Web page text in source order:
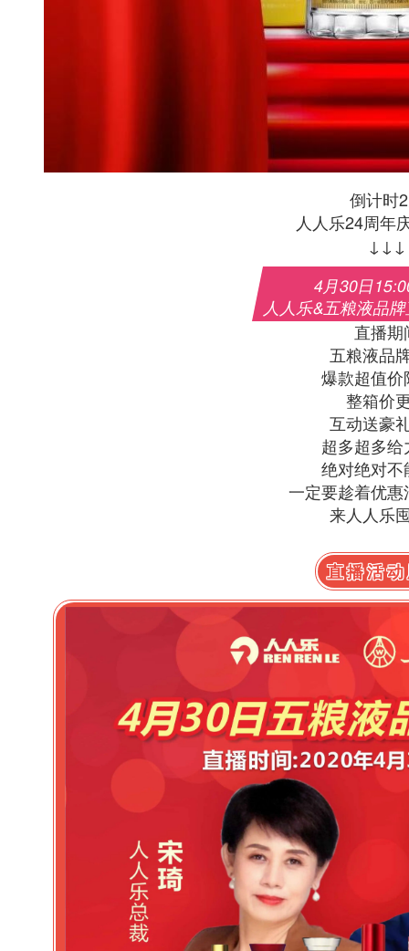
倒计时
人人乐24周年
↓↓↓
4月30日
人人乐&五粮液品
直播期
五粮液品
爆款超值价
整箱价
互动送
超多超多给
绝对绝对不
一定要趁着优
来人人乐
直播活